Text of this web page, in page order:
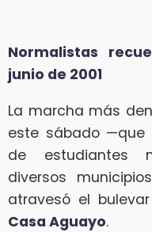
Normalistas
junio de 2001
La marcha más
este sábado —que
de estudiantes
diversos
atravesó el
Casa Aguayo.